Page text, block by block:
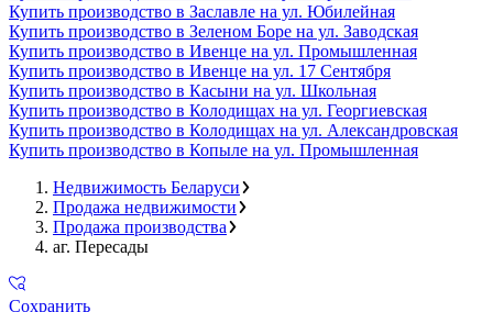
Купить производство в Заславле на ул. Юбилейная
Купить производство в Зеленом Боре на ул. Заводская
Купить производство в Ивенце на ул. Промышленная
Купить производство в Ивенце на ул. 17 Сентября
Купить производство в Касыни на ул. Школьная
Купить производство в Колодищах на ул. Георгиевская
Купить производство в Колодищах на ул. Александровская
Купить производство в Копыле на ул. Промышленная
Недвижимость Беларуси
Продажа недвижимости
Продажа производства
аг. Пересады
Сохранить